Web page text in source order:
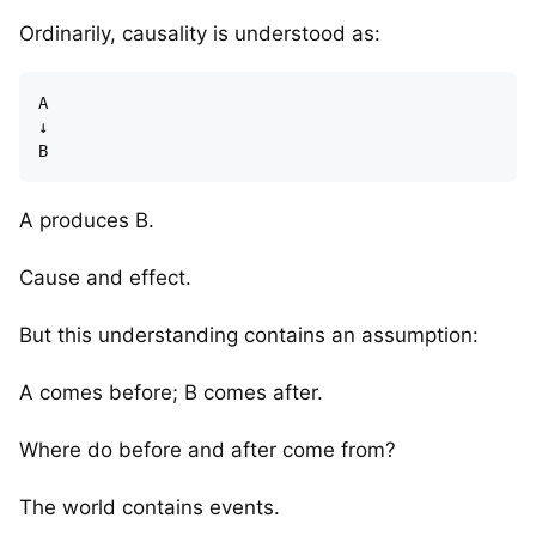
Ordinarily, causality is understood as:
A
↓
A produces B.
Cause and effect.
But this understanding contains an assumption:
A comes before; B comes after.
Where do before and after come from?
The world contains events.